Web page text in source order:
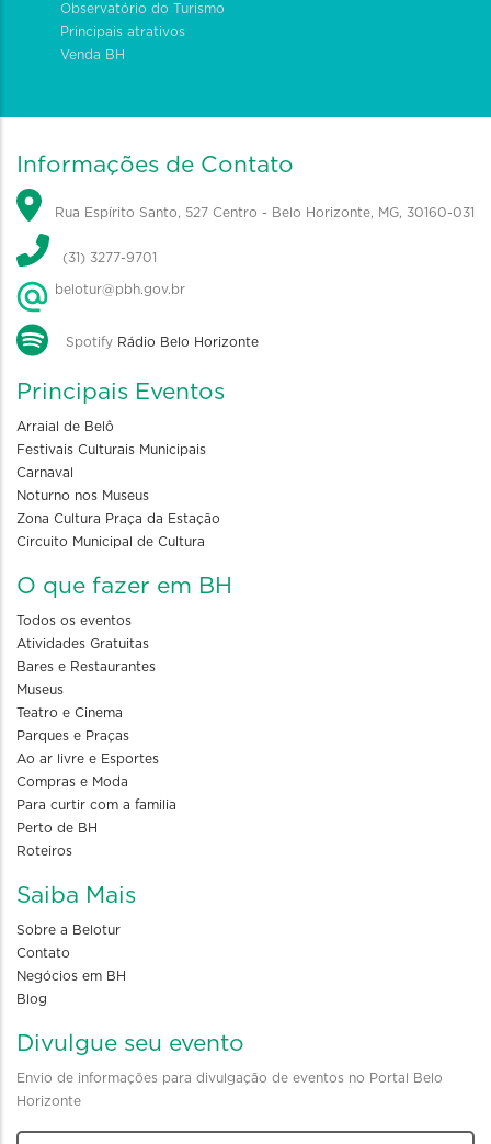
Observatório do Turismo
Principais atrativos
Venda BH
Informações de Contato
Rua Espírito Santo, 527 Centro - Belo Horizonte, MG, 30160-031
(31) 3277-9701
belotur@pbh.gov.br
Spotify Rádio Belo Horizonte
Principais Eventos
Arraial de Belô
Festivais Culturais Municipais
Carnaval
Noturno nos Museus
Zona Cultura Praça da Estação
Circuito Municipal de Cultura
O que fazer em BH
Todos os eventos
Atividades Gratuitas
Bares e Restaurantes
Museus
Teatro e Cinema
Parques e Praças
Ao ar livre e Esportes
Compras e Moda
Para curtir com a familia
Perto de BH
Roteiros
Saiba Mais
Sobre a Belotur
Contato
Negócios em BH
Blog
Divulgue seu evento
Envio de informações para divulgação de eventos no Portal Belo
Horizonte